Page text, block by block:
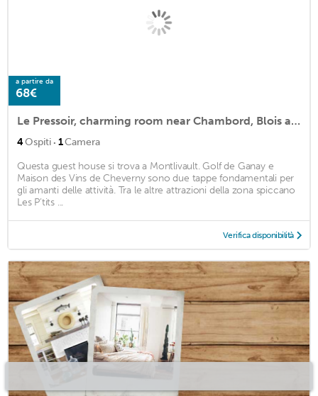
a partire da
68€
Le Pressoir, charming room near Chambord, Blois and Cheverny
4Ospiti · 1Camera
Questa guest house si trova a Montlivault. Golf de Ganay e
Maison des Vins de Cheverny sono due tappe fondamentali per
gli amanti delle attività. Tra le altre attrazioni della zona spiccano
Les P’tits ...
Verifica disponibilità